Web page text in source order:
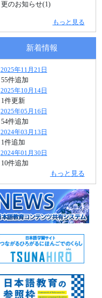
更のお知らせ(1)
もっと見る
新着情報
2025年11月21日
55件追加
2025年10月14日
1件更新
2025年05月16日
54件追加
2024年03月13日
1件追加
2024年01月30日
10件追加
もっと見る